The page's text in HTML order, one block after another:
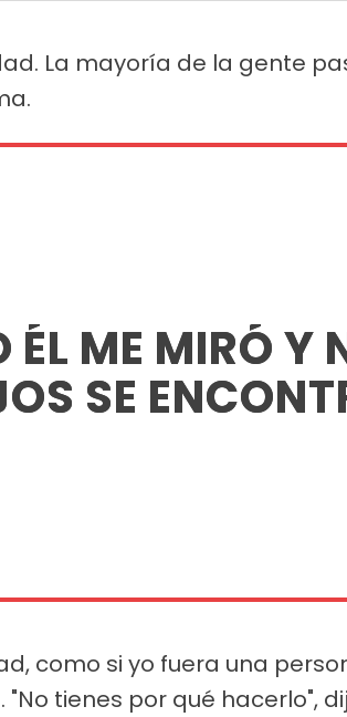
La mayoría de la gente
ÉL ME MIRÓ Y
SE
como si yo fuera una
tienes por qué hacerlo",